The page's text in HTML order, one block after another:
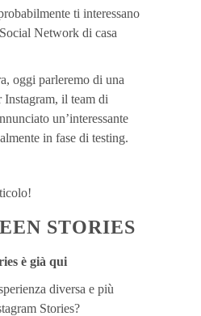
ti interessano
Network di casa
oggi parleremo di una
Instagram, il team di
un’interessante
in fase di testing.
STORIES
è già qui
diversa e più
Stories?